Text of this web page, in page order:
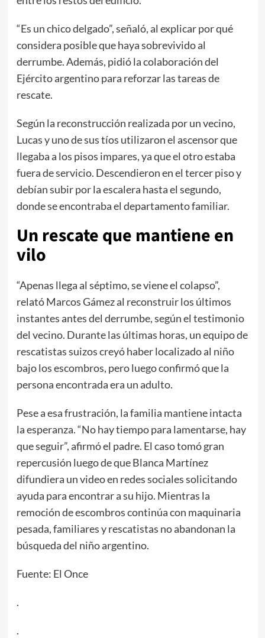
“Es un chico delgado”, señaló, al explicar por qué
considera posible que haya sobrevivido al
derrumbe. Además, pidió la colaboración del
Ejército argentino para reforzar las tareas de
rescate.
Según la reconstrucción realizada por un vecino,
Lucas y uno de sus tíos utilizaron el ascensor que
llegaba a los pisos impares, ya que el otro estaba
fuera de servicio. Descendieron en el tercer piso y
debían subir por la escalera hasta el segundo,
donde se encontraba el departamento familiar.
Un rescate que mantiene en
vilo
“Apenas llega al séptimo, se viene el colapso”,
relató Marcos Gámez al reconstruir los últimos
instantes antes del derrumbe, según el testimonio
del vecino. Durante las últimas horas, un equipo de
rescatistas suizos creyó haber localizado al niño
bajo los escombros, pero luego confirmó que la
persona encontrada era un adulto.
Pese a esa frustración, la familia mantiene intacta
la esperanza. “No hay tiempo para lamentarse, hay
que seguir”, afirmó el padre. El caso tomó gran
repercusión luego de que Blanca Martínez
difundiera un video en redes sociales solicitando
ayuda para encontrar a su hijo. Mientras la
remoción de escombros continúa con maquinaria
pesada, familiares y rescatistas no abandonan la
búsqueda del niño argentino.
Fuente: El Once
.
.